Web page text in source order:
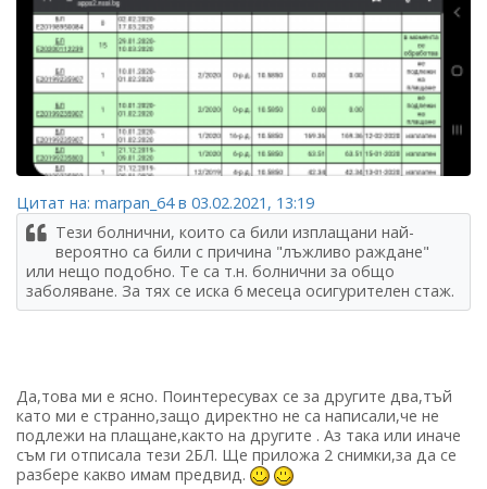
Цитат на: marpan_64 в 03.02.2021, 13:19
Тези болнични, които са били изплащани най-
вероятно са били с причина "лъжливо раждане"
или нещо подобно. Те са т.н. болнични за общо
заболяване. За тях се иска 6 месеца осигурителен стаж.
Да,това ми е ясно. Поинтересувах се за другите два,тъй
като ми е странно,защо директно не са написали,че не
подлежи на плащане,както на другите . Аз така или иначе
съм ги отписала тези 2БЛ. Ще приложа 2 снимки,за да се
разбере какво имам предвид.